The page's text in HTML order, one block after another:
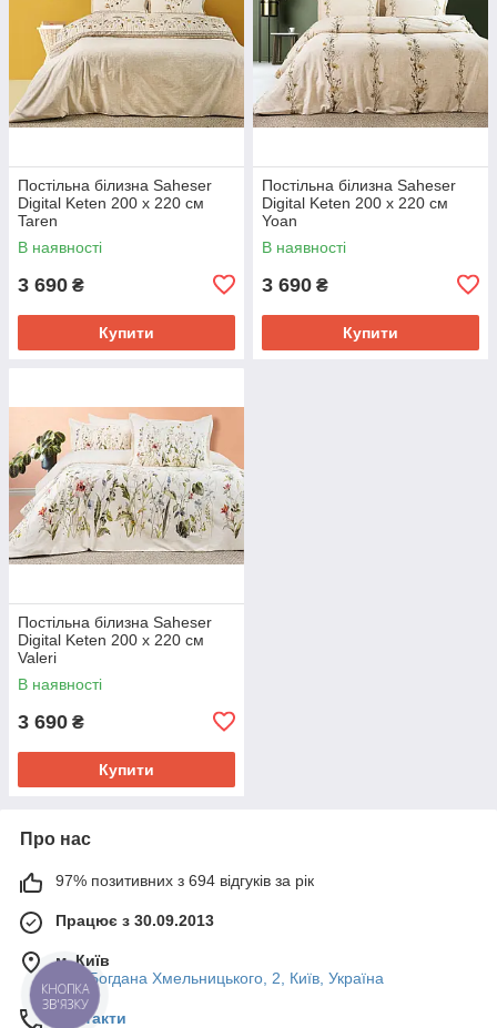
Постільна білизна Saheser
Digital Keten 200 х 220 см
Taren
В наявності
3 690 ₴
Купити
Постільна білизна Saheser
Digital Keten 200 х 220 см
Yoan
В наявності
3 690 ₴
Купити
Постільна білизна Saheser
Digital Keten 200 х 220 см
Valeri
В наявності
3 690 ₴
Купити
Про нас
97% позитивних з 694 відгуків за рік
Працює з 30.09.2013
м. Київ
вул. Богдана Хмельницького, 2, Київ, Україна
Контакти
КНОПКА
ЗВ'ЯЗКУ